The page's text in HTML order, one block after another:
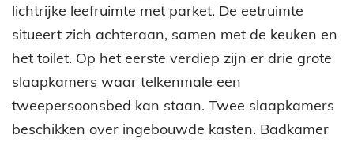
lichtrijke leefruimte met parket. De eetruimte
situeert zich achteraan, samen met de keuken en
het toilet. Op het eerste verdiep zijn er drie grote
slaapkamers waar telkenmale een
tweepersoonsbed kan staan. Twee slaapkamers
beschikken over ingebouwde kasten. Badkamer